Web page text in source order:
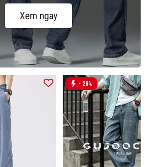
- 28%
Xem ngay